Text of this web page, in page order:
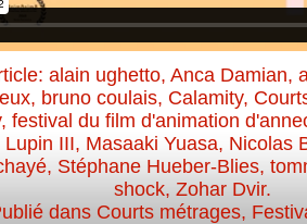
alain ughetto, Anca Damian,
, bruno coulais, Calamity,
,festival du film d'animation
Lupin III, Masaaki Yuasa, Nicolas
, Stéphane Hueber-Blies,
shock,Zohar Dvir.
dans Courts métrages,